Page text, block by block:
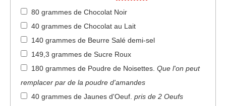
80 grammes de Chocolat Noir
40 grammes de Chocolat au Lait
140 grammes de Beurre Salé demi-sel
149,3 grammes de Sucre Roux
180 grammes de Poudre de Noisettes. Que l'on peut
remplacer par de la poudre d'amandes
40 grammes de Jaunes d'Oeuf. pris de 2 Oeufs